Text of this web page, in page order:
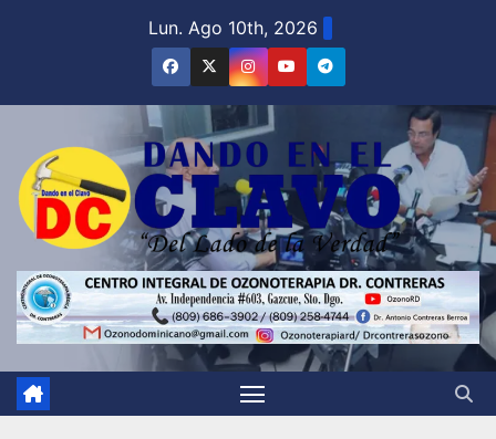
Lun. Ago 10th, 2026